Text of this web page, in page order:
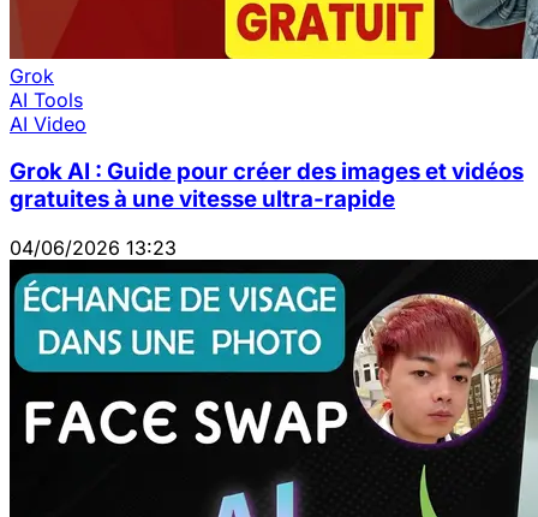
Grok
AI Tools
AI Video
Grok AI : Guide pour créer des images et vidéos
gratuites à une vitesse ultra-rapide
04/06/2026 13:23